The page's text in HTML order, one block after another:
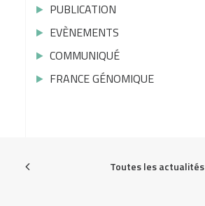
PUBLICATION
EVÈNEMENTS
COMMUNIQUÉ
FRANCE GÉNOMIQUE
Toutes les actualités